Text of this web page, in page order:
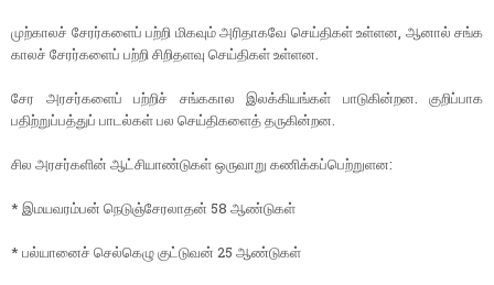
முற்காலச் சேரர்களைப் பற்றி மிகவும் அரிதாகவே செய்திகள் உள்ளன, ஆனால் சங்க
காலச் சேரர்களைப் பற்றி சிறிதளவு செய்திகள் உள்ளன.
சேர அரசர்களைப் பற்றிச் சங்ககால இலக்கியங்கள் பாடுகின்றன. குறிப்பாக
பதிற்றுப்பத்துப் பாடல்கள் பல செய்திகளைத் தருகின்றன.
சில அரசர்களின் ஆட்சியாண்டுகள் ஒருவாறு கணிக்கப்பெற்றுளன:
* இமயவரம்பன் நெடுஞ்சேரலாதன் 58 ஆண்டுகள்
* பல்யானைச் செல்கெழு குட்டுவன் 25 ஆண்டுகள்